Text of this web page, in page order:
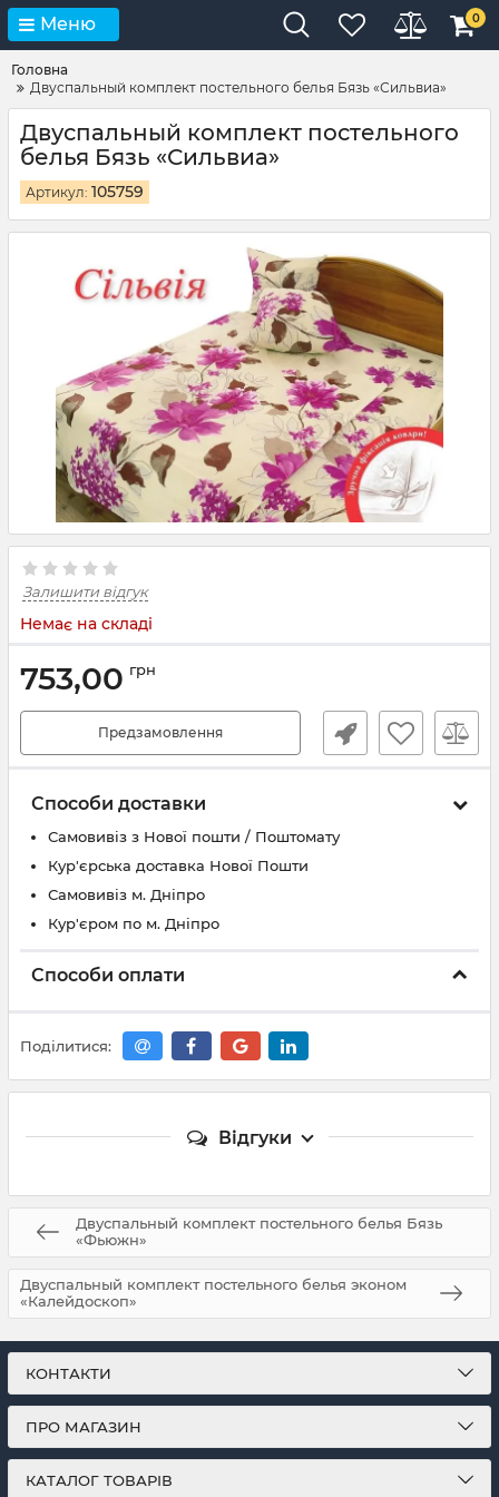
Меню 0
Головна
Двуспальный комплект постельного белья Бязь «Сильвиа»
Двуспальный комплект постельного
белья Бязь «Сильвиа»
Артикул: 105759
Залишити відгук
Немає на складі
753,00 грн
Предзамовлення
Способи доставки
Самовивіз з Нової пошти / Поштомату
Кур'єрська доставка Нової Пошти
Самовивіз м. Дніпро
Кур'єром по м. Дніпро
Способи оплати
Поділитися:
Відгуки
Двуспальный комплект постельного белья Бязь
«Фьюжн»
Двуспальный комплект постельного белья эконом
«Калейдоскоп»
КОНТАКТИ
ПРО МАГАЗИН
КАТАЛОГ ТОВАРІВ